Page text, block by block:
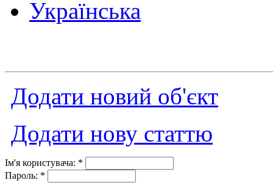
Додати новий об'єкт
Додати нову статтю
Ім'я користувача: *
Пароль: *